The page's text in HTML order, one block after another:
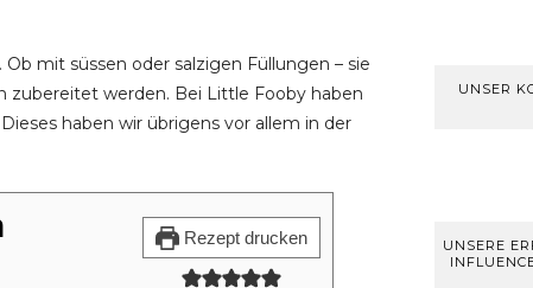
mit süssen oder salzigen Füllungen – sie
zubereitet werden. Bei Little Fooby haben
haben wir übrigens vor allem in der
Rezept drucken
UNSER
UNSERE